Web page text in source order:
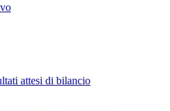
attesi di bilancio